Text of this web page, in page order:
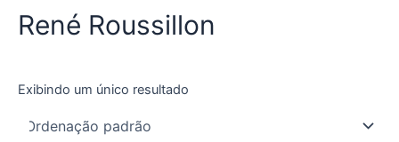
René Roussillon
Exibindo um único resultado